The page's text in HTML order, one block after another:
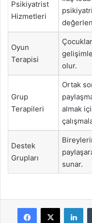
Psikiyatrist
Hizmetleri
Oyun
Terapisi
olur.
Grup
Terapileri
Ortak
almak
Destek
Grupları
sunar.
Facebook
X